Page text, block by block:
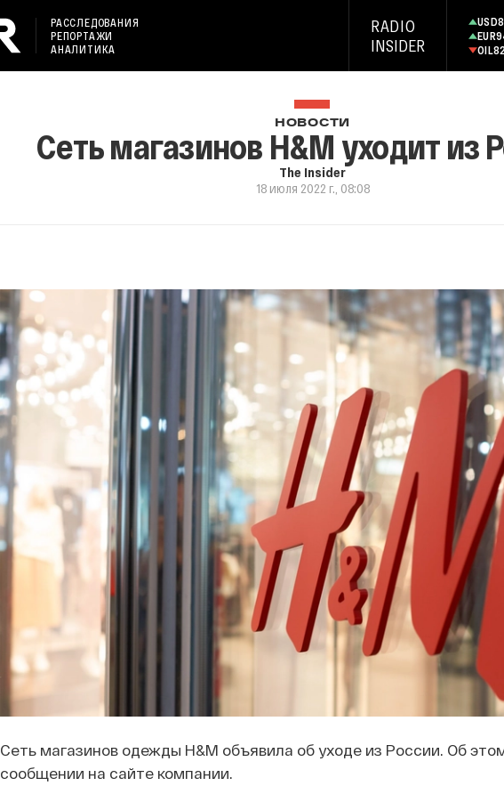
РАССЛЕДОВАНИЯ
РЕПОРТАЖИ
АНАЛИТИКА
RADIO
INSIDER
USD
EUR
OIL
НОВОСТИ
Сеть магазинов H&M уходит из
The Insider
18 июля 2022 г., 08:08
Сеть магазинов одежды H&M объявила об уходе из России. Об
сообщении на сайте компании.